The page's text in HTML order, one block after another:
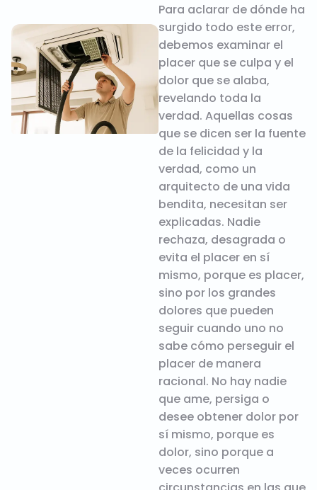
Para aclarar de dónde ha
surgido todo este error,
debemos examinar el
placer que se culpa y el
dolor que se alaba,
revelando toda la
verdad. Aquellas cosas
que se dicen ser la fuente
de la felicidad y la
verdad, como un
arquitecto de una vida
bendita, necesitan ser
explicadas. Nadie
rechaza, desagrada o
evita el placer en sí
mismo, porque es placer,
sino por los grandes
dolores que pueden
seguir cuando uno no
sabe cómo perseguir el
placer de manera
racional. No hay nadie
que ame, persiga o
desee obtener dolor por
sí mismo, porque es
dolor, sino porque a
veces ocurren